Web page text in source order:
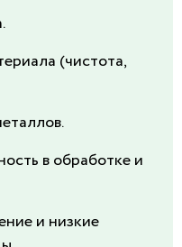
(чистота,
в обработке и
и низкие